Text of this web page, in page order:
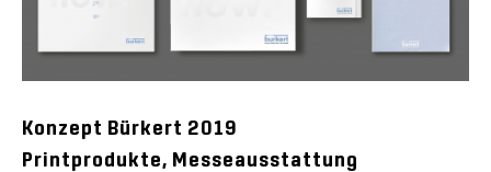
Konzept Bürkert 2019
Printprodukte, Messeausstattung